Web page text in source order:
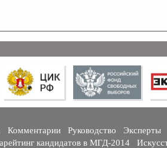
Комментарии Руководство
Эксперты
кандидатов в МГД-2014